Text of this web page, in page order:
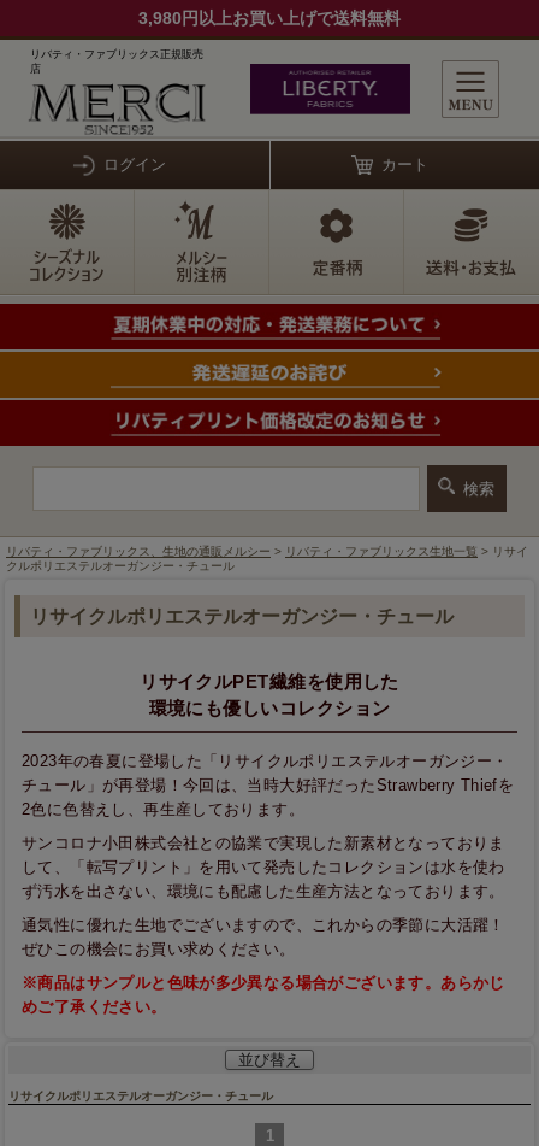
3,980円以上お買い上げで送料無料
リバティ・ファブリックス正規販売
店
ログイン カート
リバティ・ファブリックス、生地の通販メルシー > リバティ・ファブリックス生地一覧 > リサイ
クルポリエステルオーガンジー・チュール
リサイクルポリエステルオーガンジー・チュール
リサイクルPET繊維を使用した
環境にも優しいコレクション
2023年の春夏に登場した「リサイクルポリエステルオーガンジー・
チュール」が再登場！今回は、当時大好評だったStrawberry Thiefを
2色に色替えし、再生産しております。
サンコロナ小田株式会社との協業で実現した新素材となっておりま
して、「転写プリント」を用いて発売したコレクションは水を使わ
ず汚水を出さない、環境にも配慮した生産方法となっております。
通気性に優れた生地でございますので、これからの季節に大活躍！
ぜひこの機会にお買い求めください。
※商品はサンプルと色味が多少異なる場合がございます。あらかじ
めご了承ください。
並び替え
リサイクルポリエステルオーガンジー・チュール
1